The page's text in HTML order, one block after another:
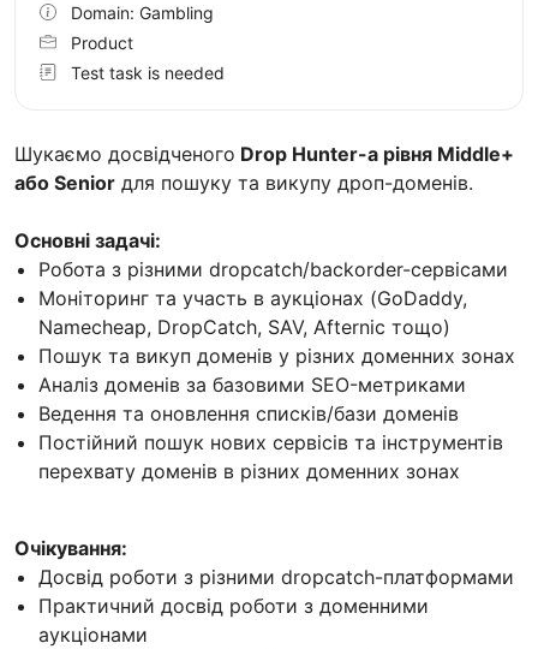
Шукаємо досвідченого Drop Hunter-а рівня Middle+
або Senior для пошуку та викупу дроп-доменів.
Основні задачі:
Робота з різними dropcatch/backorder-сервісами
Моніторинг та участь в аукціонах (GoDaddy,
Namecheap, DropCatch, SAV, Afternic тощо)
Пошук та викуп доменів у різних доменних зонах
Аналіз доменів за базовими SEO-метриками
Ведення та оновлення списків/бази доменів
Постійний пошук нових сервісів та інструментів
перехвату доменів в різних доменних зонах
Очікування:
Досвід роботи з різними dropcatch-платформами
Практичний досвід роботи з доменними
аукціонами
Domain: Gambling
Product
Test task is needed